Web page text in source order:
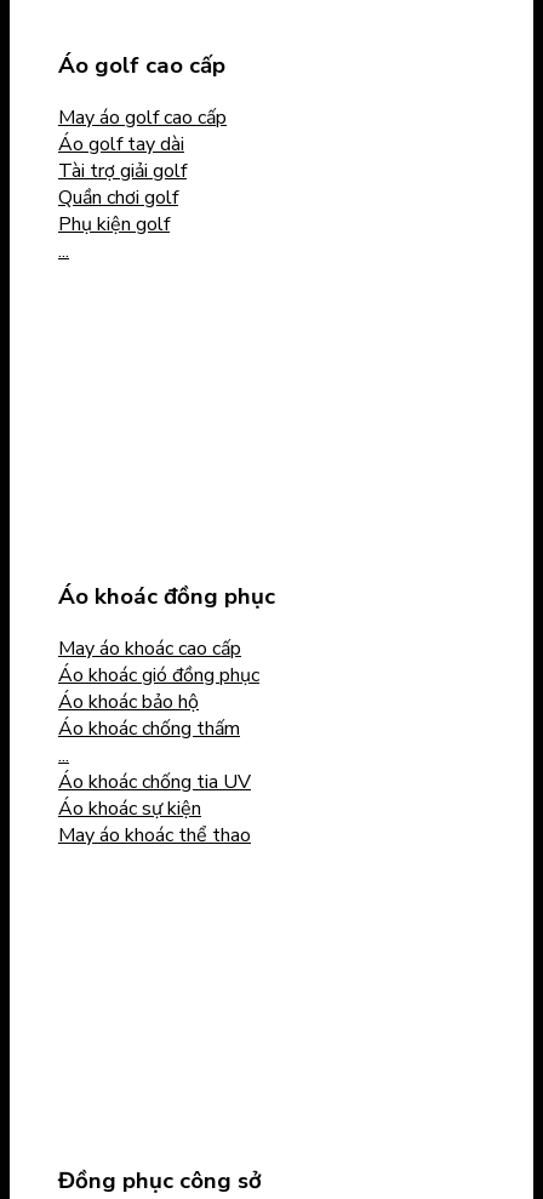
Áo golf cao cấp
May áo golf cao cấp
Áo golf tay dài
Tài trợ giải golf
Quần chơi golf
Phụ kiện golf
...
Áo khoác đồng phục
May áo khoác cao cấp
Áo khoác gió đồng phục
Áo khoác bảo hộ
Áo khoác chống thấm
...
Áo khoác chống tia UV
Áo khoác sự kiện
May áo khoác thể thao
Đồng phục công sở